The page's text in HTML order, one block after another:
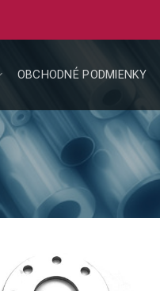
OBCHODNÉ PODMIENKY